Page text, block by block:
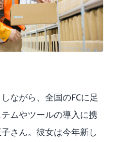
ながら、全国のFCに足
ムやツールの導入に携
さん。彼女は今年新し